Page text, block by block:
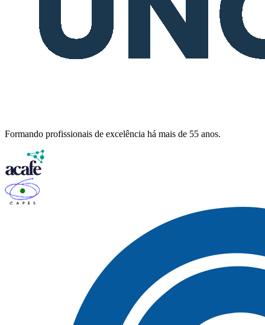
Formando profissionais de excelência há mais de 55 anos.